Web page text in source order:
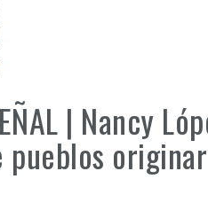
| Nancy
pueblos